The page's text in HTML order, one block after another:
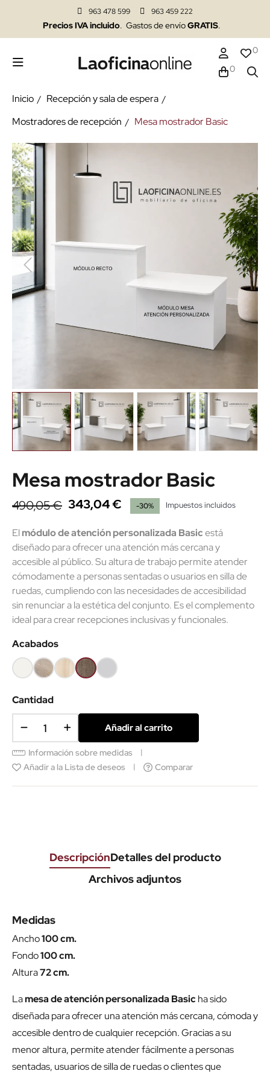
963 478 599 963 459 222
Precios IVA incluido. Gastos de envíoGRATIS.
0
0
Inicio
Recepción y sala de espera
Mostradores de recepción
Mesa mostrador Basic
Mesa mostrador Basic
490,05 € 343,04 € -30% Impuestos incluidos
El módulo de atención personalizada Basicestá
diseñado para ofrecer una atención más cercana y
accesible al público. Su altura de trabajo permite atender
cómodamente a personas sentadas o usuarios en silla de
ruedas, cumpliendo con las necesidades de accesibilidad
sin renunciar a la estética del conjunto. Es el complemento
ideal para crear recepciones inclusivas y funcionales.
Acabados
BlancoOlmo
claro
AcaciaNebraska
Gris
claro
Cantidad
Añadir al carrito
Información sobre medidas
Añadir a la Lista de deseos
Comparar
DescripciónDetalles del producto
Archivos adjuntos
Medidas
Ancho100 cm.
Fondo100 cm.
Altura72 cm.
Lamesa de atención personalizada Basic ha sido
diseñada para ofrecer una atención más cercana, cómoda y
accesible dentro de cualquier recepción. Gracias a su
menor altura, permite atender fácilmente a personas
sentadas, usuarios de silla de ruedas o clientes que